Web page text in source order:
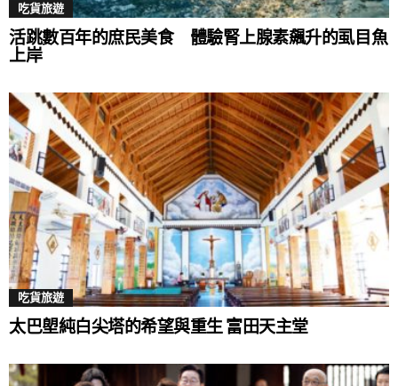
吃貨旅遊
活跳數百年的庶民美食 體驗腎上腺素飆升的虱目魚
上岸
吃貨旅遊
太巴塱純白尖塔的希望與重生 富田天主堂